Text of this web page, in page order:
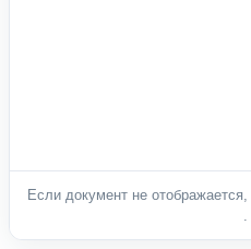
Если документ не отображается,